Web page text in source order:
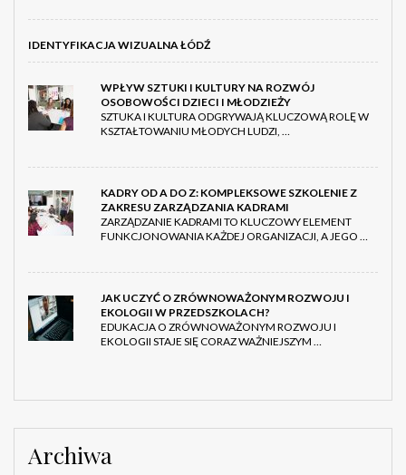
IDENTYFIKACJA WIZUALNA ŁÓDŹ
WPŁYW SZTUKI I KULTURY NA ROZWÓJ
OSOBOWOŚCI DZIECI I MŁODZIEŻY
SZTUKA I KULTURA ODGRYWAJĄ KLUCZOWĄ ROLĘ W
KSZTAŁTOWANIU MŁODYCH LUDZI, …
KADRY OD A DO Z: KOMPLEKSOWE SZKOLENIE Z
ZAKRESU ZARZĄDZANIA KADRAMI
ZARZĄDZANIE KADRAMI TO KLUCZOWY ELEMENT
FUNKCJONOWANIA KAŻDEJ ORGANIZACJI, A JEGO …
JAK UCZYĆ O ZRÓWNOWAŻONYM ROZWOJU I
EKOLOGII W PRZEDSZKOLACH?
EDUKACJA O ZRÓWNOWAŻONYM ROZWOJU I
EKOLOGII STAJE SIĘ CORAZ WAŻNIEJSZYM …
Archiwa